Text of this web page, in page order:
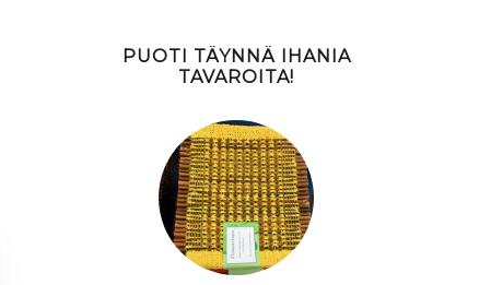
PUOTI TÄYNNÄ IHANIA
TAVAROITA!